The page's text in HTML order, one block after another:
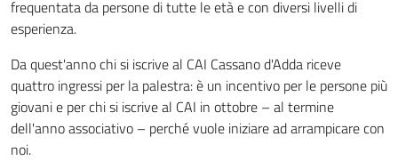
frequentata da persone di tutte le età e con diversi livelli di
esperienza.
Da quest'anno chi si iscrive al CAI Cassano d'Adda riceve
quattro ingressi per la palestra: è un incentivo per le persone più
giovani e per chi si iscrive al CAI in ottobre – al termine
dell'anno associativo – perché vuole iniziare ad arrampicare con
noi.